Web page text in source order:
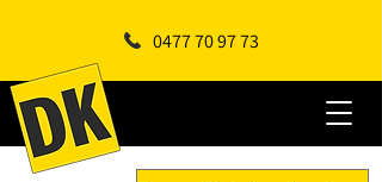
0477 70 97 73